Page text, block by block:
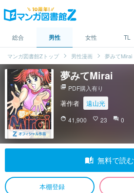
総合 男性 女性 TL
マンガ図書館Zトップ 男性漫画 夢みてMirai
夢みてMirai
picture_as_pdf PDF購入有り
著作者 遠山光
face 41,900 favorite_border 23 question_answer 0
auto_stories 無料で読む
本棚登録